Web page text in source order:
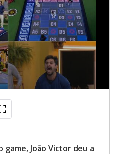
game, João Victor deu a